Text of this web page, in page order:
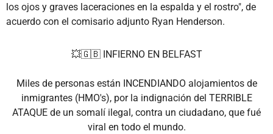
los ojos y graves laceraciones en la espalda y el rostro", de
acuerdo con el comisario adjunto Ryan Henderson.
💥🇬🇧 INFIERNO EN BELFAST
Miles de personas están INCENDIANDO alojamientos de
inmigrantes (HMO's), por la indignación del TERRIBLE
ATAQUE de un somalí ilegal, contra un ciudadano, que fué
viral en todo el mundo.